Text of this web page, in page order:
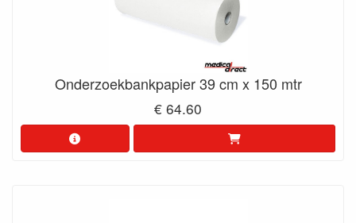
Onderzoekbankpapier 39 cm x 150 mtr
€ 64.60